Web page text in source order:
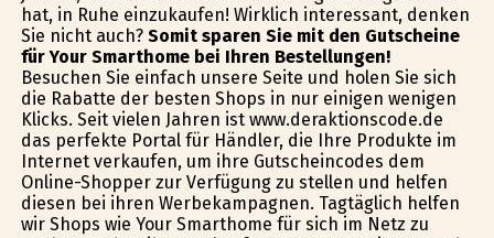
hat, in Ruhe einzukaufen! Wirklich interessant, denken
Sie nicht auch? Somit sparen Sie mit den Gutscheine
für Your Smarthome bei Ihren Bestellungen!
Besuchen Sie einfach unsere Seite und holen Sie sich
die Rabatte der besten Shops in nur einigen wenigen
Klicks. Seit vielen Jahren ist www.deraktionscode.de
das perfekte Portal für Händler, die Ihre Produkte im
Internet verkaufen, um ihre Gutscheincodes dem
Online-Shopper zur Verfügung zu stellen und helfen
diesen bei ihren Werbekampagnen. Tagtäglich helfen
wir Shops wie Your Smarthome für sich im Netz zu